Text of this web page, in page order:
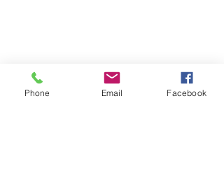
Phone Email Facebook